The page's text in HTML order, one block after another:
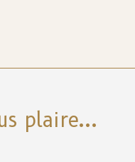
plaire...